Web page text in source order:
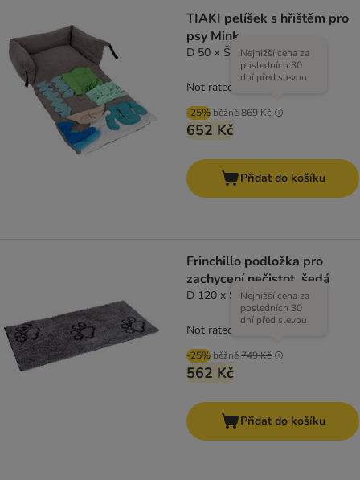
TIAKI pelíšek s hřištěm pro
psy Mink
D 50 × Š 40 × V 17 cm
-25% běžně869 Kč
Nejnižší cena za
posledních 30
dní před slevou
652 Kč
Not rated
Přidat do košíku
Frinchillo podložka pro
zachycení nečistot, šedá
D 120 x Š 60 cm
-25% běžně749 Kč
Nejnižší cena za
posledních 30
dní před slevou
562 Kč
Not rated
Přidat do košíku